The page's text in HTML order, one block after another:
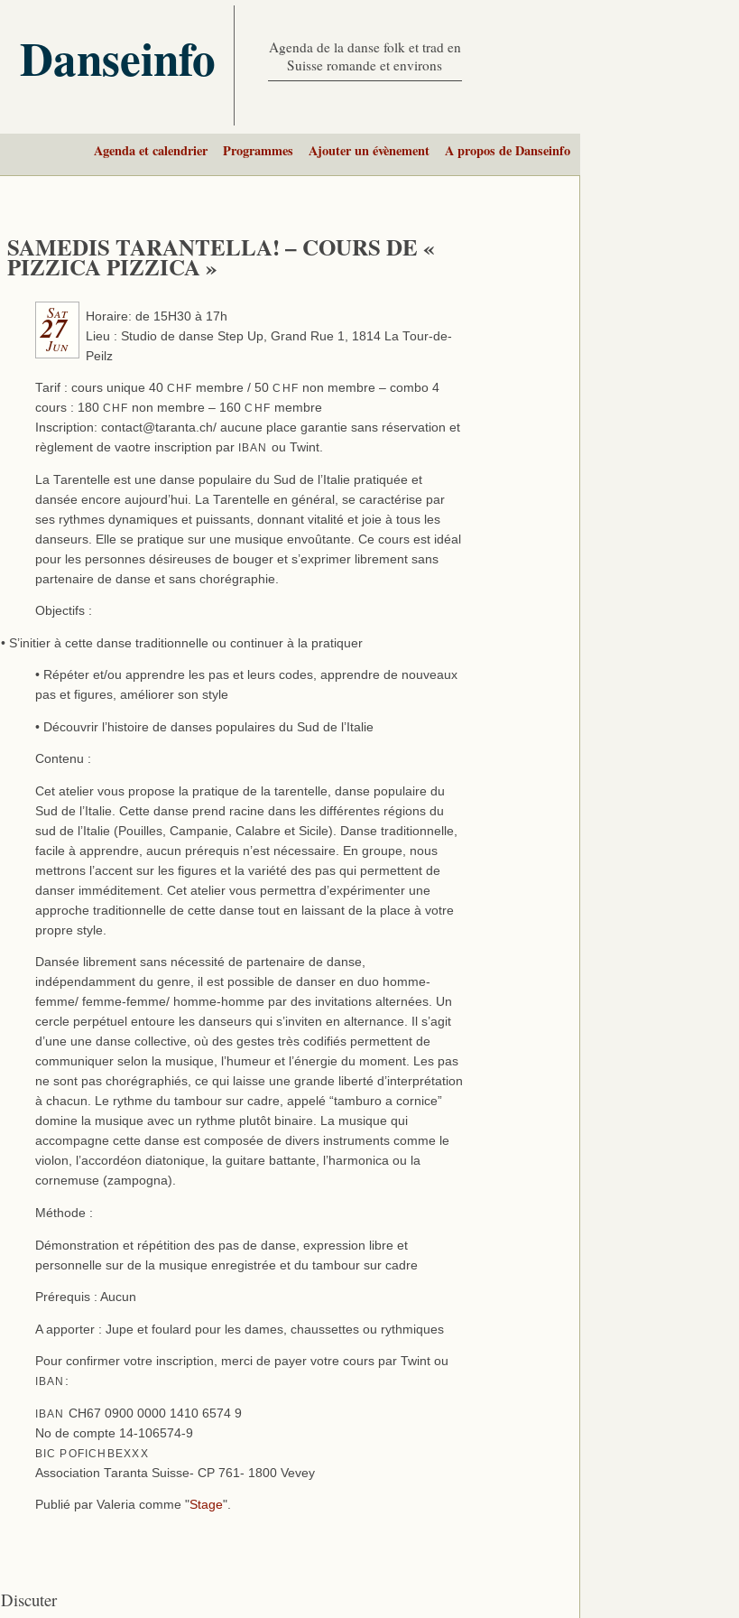
Danseinfo
Agenda de la danse folk et trad en
Suisse romande et environs
Agenda et calendrier Programmes Ajouter un évènement A propos de Danseinfo
SAMEDIS TARANTELLA! – COURS DE «
PIZZICA PIZZICA »
Sat
27
Jun
Horaire: de 15H30 à 17h
Lieu : Studio de danse Step Up, Grand Rue 1, 1814 La Tour-de-
Peilz
Tarif : cours unique 40 CHF membre / 50CHF non membre – combo 4
cours : 180 CHF non membre – 160CHF membre
Inscription: contact@taranta.ch/ aucune place garantie sans réservation et
règlement de vaotre inscription par
IBAN ou Twint.
La Tarentelle est une danse populaire du Sud de l’Italie pratiquée et
dansée encore aujourd’hui. La Tarentelle en général, se caractérise par
ses rythmes dynamiques et puissants, donnant vitalité et joie à tous les
danseurs. Elle se pratique sur une musique envoûtante. Ce cours est idéal
pour les personnes désireuses de bouger et s’exprimer librement sans
partenaire de danse et sans chorégraphie.
Objectifs :
• S’initier à cette danse traditionnelle ou continuer à la pratiquer
• Répéter et/ou apprendre les pas et leurs codes, apprendre de nouveaux
pas et figures, améliorer son style
• Découvrir l’histoire de danses populaires du Sud de l’Italie
Contenu :
Cet atelier vous propose la pratique de la tarentelle, danse populaire du
Sud de l’Italie. Cette danse prend racine dans les différentes régions du
sud de l’Italie (Pouilles, Campanie, Calabre et Sicile). Danse traditionnelle,
facile à apprendre, aucun prérequis n’est nécessaire. En groupe, nous
mettrons l’accent sur les figures et la variété des pas qui permettent de
danser imméditement. Cet atelier vous permettra d’expérimenter une
approche traditionnelle de cette danse tout en laissant de la place à votre
propre style.
Dansée librement sans nécessité de partenaire de danse,
indépendamment du genre, il est possible de danser en duo homme-
femme/ femme-femme/ homme-homme par des invitations alternées. Un
cercle perpétuel entoure les danseurs qui s’inviten en alternance. Il s’agit
d’une une danse collective, où des gestes très codifiés permettent de
communiquer selon la musique, l’humeur et l’énergie du moment. Les pas
ne sont pas chorégraphiés, ce qui laisse une grande liberté d’interprétation
à chacun. Le rythme du tambour sur cadre, appelé “tamburo a cornice”
domine la musique avec un rythme plutôt binaire. La musique qui
accompagne cette danse est composée de divers instruments comme le
violon, l’accordéon diatonique, la guitare battante, l’harmonica ou la
cornemuse (zampogna).
Méthode :
Démonstration et répétition des pas de danse, expression libre et
personnelle sur de la musique enregistrée et du tambour sur cadre
Prérequis : Aucun
A apporter : Jupe et foulard pour les dames, chaussettes ou rythmiques
Pour confirmer votre inscription, merci de payer votre cours par Twint ou
IBAN :
IBAN CH67 0900 0000 1410 6574 9
No de compte 14-106574-9
BIC POFICHBEXXX
Association Taranta Suisse- CP 761- 1800 Vevey
Publié par Valeria comme "Stage".
Discuter